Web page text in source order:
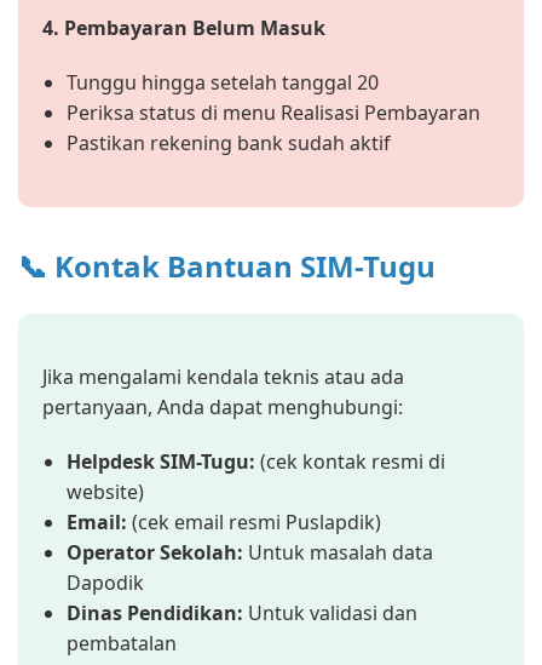
4. Pembayaran Belum Masuk
Tunggu hingga setelah tanggal 20
Periksa status di menu Realisasi Pembayaran
Pastikan rekening bank sudah aktif
📞 Kontak Bantuan SIM-Tugu
Jika mengalami kendala teknis atau ada
pertanyaan, Anda dapat menghubungi:
Helpdesk SIM-Tugu: (cek kontak resmi di
website)
Email: (cek email resmi Puslapdik)
Operator Sekolah: Untuk masalah data
Dapodik
Dinas Pendidikan: Untuk validasi dan
pembatalan